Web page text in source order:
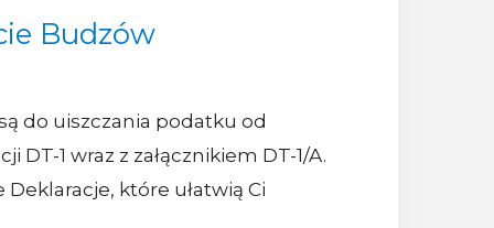
Budzów
do uiszczania podatku od
1 wraz z załącznikiem DT-1/A.
które ułatwią Ci